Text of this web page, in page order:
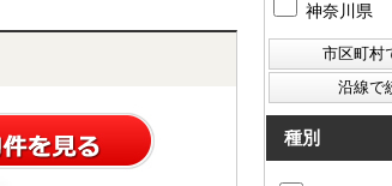
神奈川県
種別